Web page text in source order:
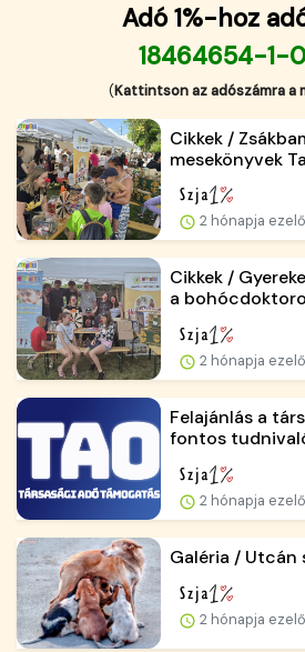
Adó 1%-hoz
18464654-1-
(Kattintson az adószámra a
Cikkek /
mesekönyvek
2 hónapja
Cikkek /
a
2 hónapja
Felajánlás a
fontos
2 hónapja
Galéria /
2 hónapja